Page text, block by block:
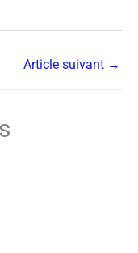
Article suivant →